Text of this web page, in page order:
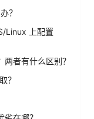
？
Linux 上配置
者有什么区别？
？